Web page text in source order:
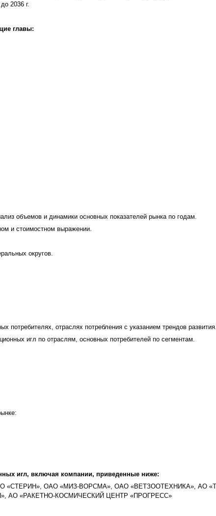
2036 г.
главы:
объемов и динамики основных показателей рынка по годам.
и стоимостном выражении.
округов.
потребителях, отраслях потребления с указанием трендов
игл по отраслям, основных потребителей по сегментам.
игл, включая компании, приведенные ниже:
ОАО «МИЗ-ВОРСМА», ОАО «ВЕТЗООТЕХНИКА», АО
АО «РАКЕТНО-КОСМИЧЕСКИЙ ЦЕНТР «ПРОГРЕСС»